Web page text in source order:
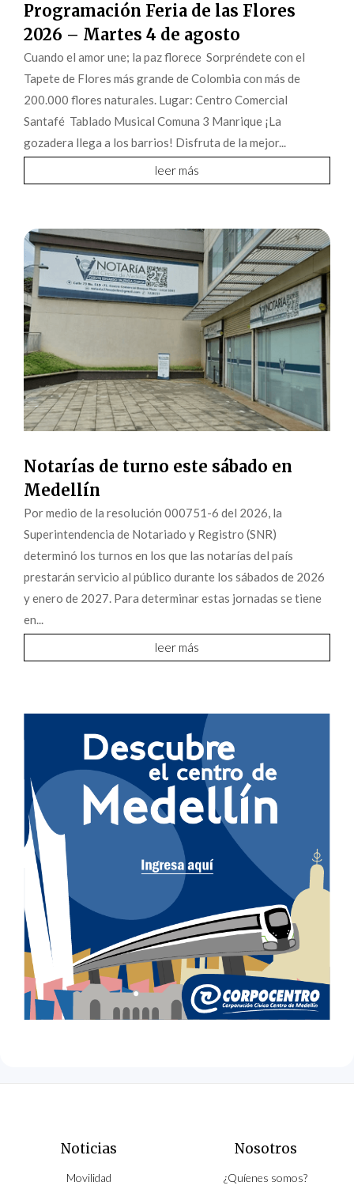
Programación Feria de las Flores
2026 – Martes 4 de agosto
Cuando el amor une; la paz florece Sorpréndete con el
Tapete de Flores más grande de Colombia con más de
200.000 flores naturales. Lugar: Centro Comercial
Santafé Tablado Musical Comuna 3 Manrique ¡La
gozadera llega a los barrios! Disfruta de la mejor...
leer más
Notarías de turno este sábado en
Medellín
Por medio de la resolución 000751-6 del 2026, la
Superintendencia de Notariado y Registro (SNR)
determinó los turnos en los que las notarías del país
prestarán servicio al público durante los sábados de 2026
y enero de 2027. Para determinar estas jornadas se tiene
en...
leer más
Noticias
Movilidad
Nosotros
¿Quíenes somos?